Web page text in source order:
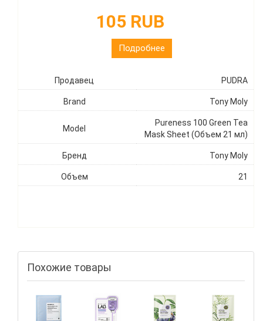
105 RUB
Подробнее
Продавец PUDRA
Brand Tony Moly
Model
Pureness 100 Green Tea
Mask Sheet (Объем 21 мл)
Бренд Tony Moly
Объем 21
Похожие товары